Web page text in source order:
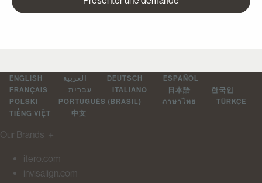
ENGLISH العربية DEUTSCH
ESPAÑOL
FRANÇAIS
עברית ITALIANO 日本語
한국인
POLSKI
PORTUGUÊS (BRASIL) ภาษาไทย
TÜRKÇE
TIẾNG VIỆT
中文
Our Brands ＋
itero.com
invisalign.com